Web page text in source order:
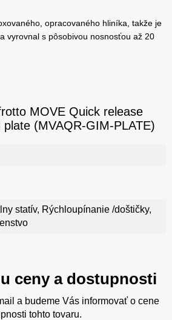
​​opracovaného hliníka, takže je
vyrovnal s pôsobivou nosnosťou až 20
MOVE Quick release
(MVAQR-GIM-PLATE)
statív, Rýchloupínanie /doštičky,
ceny a dostupnosti
a budeme Vás informovať o cene
tohto tovaru.